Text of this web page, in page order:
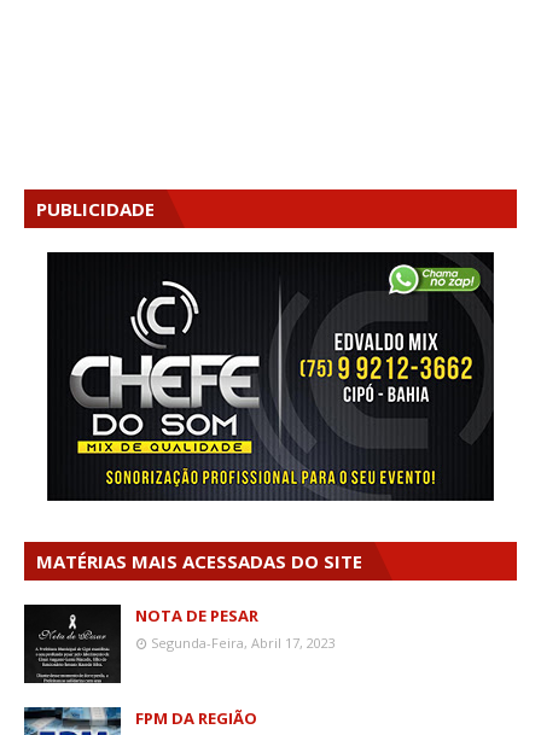
PUBLICIDADE
MATÉRIAS MAIS ACESSADAS DO SITE
NOTA DE PESAR
Segunda-Feira, Abril 17, 2023
FPM DA REGIÃO